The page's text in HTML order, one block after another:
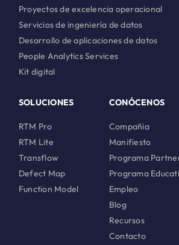
Proyectos de excelencia operacional
Servicios de ingeniería de datos
Desarrollo de aplicaciones de datos
People Analytics Services
Kit digital
SOLUCIONES
RTM Pro
RTM Lite
Transflow
Defect Map
Function Model
CONÓCENOS
Compañia
Manifiesto
Programa
Programa
Empleo
Blog
Recursos
Contacto